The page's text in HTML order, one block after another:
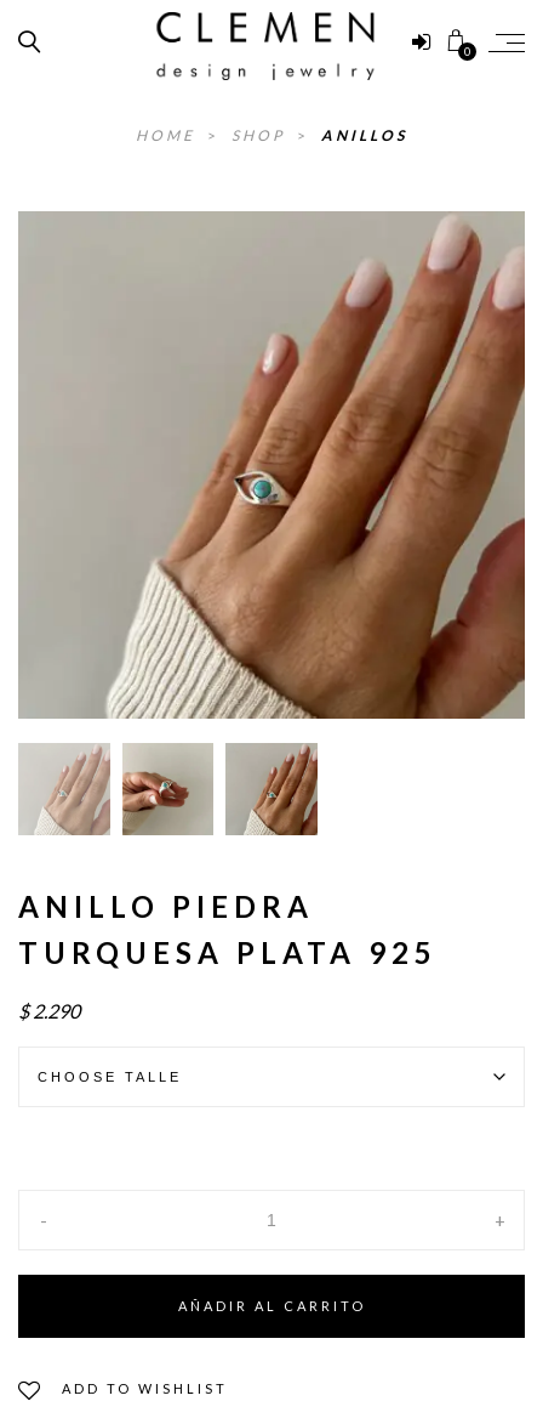
0
HOME > SHOP > ANILLOS
ANILLO PIEDRA
TURQUESA PLATA 925
$ 2.290
- +
AÑADIR AL CARRITO
ADD TO WISHLIST